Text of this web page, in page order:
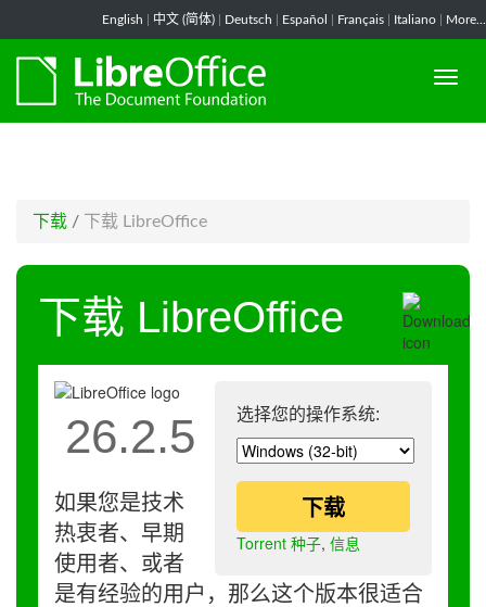
English 中文 (简体) Deutsch Español Français Italiano More...
下载 / 下载 LibreOffice
下载 LibreOffice
选择您的操作系统:
下载
Torrent 种子, 信息
26.2.5
如果您是技术
热衷者、早期
使用者、或者
是有经验的用户，那么这个版本很适合